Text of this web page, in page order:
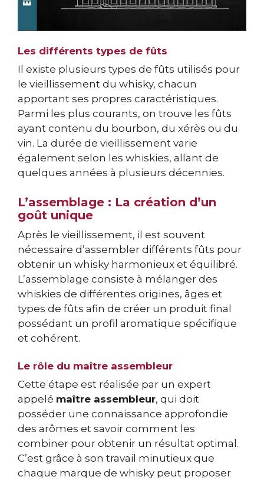
Les différents types de fûts
Il existe plusieurs types de fûts utilisés pour
le vieillissement du whisky, chacun
apportant ses propres caractéristiques.
Parmi les plus courants, on trouve les fûts
ayant contenu du bourbon, du xérès ou du
vin. La durée de vieillissement varie
également selon les whiskies, allant de
quelques années à plusieurs décennies.
L’assemblage : La création d’un
goût unique
Après le vieillissement, il est souvent
nécessaire d’assembler différents fûts pour
obtenir un whisky harmonieux et équilibré.
L’assemblage consiste à mélanger des
whiskies de différentes origines, âges et
types de fûts afin de créer un produit final
possédant un profil aromatique spécifique
et cohérent.
Le rôle du maître assembleur
Cette étape est réalisée par un expert
appelé maître assembleur, qui doit
posséder une connaissance approfondie
des arômes et savoir comment les
combiner pour obtenir un résultat optimal.
C’est grâce à son travail minutieux que
chaque marque de whisky peut proposer